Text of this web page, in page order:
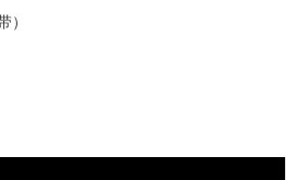
）